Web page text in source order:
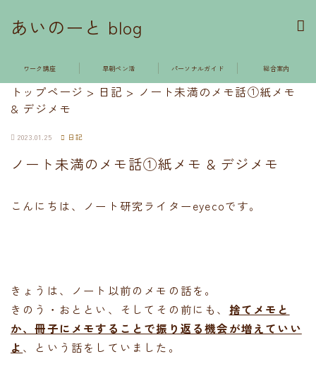
あいのーと blog
ワーク講座 早朝ペン活 パーソナルガイド 総合案内
トップページ > 日記 > ノート未満のメモ話①紙メモ
& デジメモ
2023.01.25 日記
ノート未満のメモ話①紙メモ & デジメモ
こんにちは、ノート研究ライターeyecoです。
きょうは、ノート以前のメモの話を。
きのう・おととい、そしてその前にも、 捨てメモと
か、冊子にメモすることで振り返る機会が増えていい
よ 、という話をしていました。